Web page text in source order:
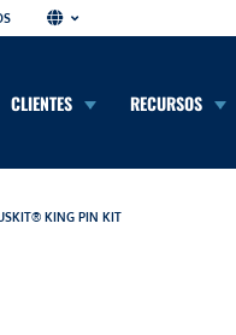
CLIENTES RECURSOS
KING PIN KIT